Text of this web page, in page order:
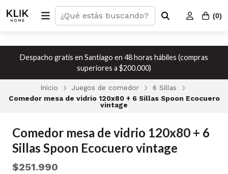
(0)
Despacho gratis en Santiago en 48 horas hábiles (compras
superiores a $200.000)
Inicio Juegos de comedor
6 Sillas
Comedor mesa de vidrio 120x80 + 6 Sillas Spoon Ecocuero
vintage
Comedor mesa de vidrio 120x80 + 6
Sillas Spoon Ecocuero vintage
$251.990